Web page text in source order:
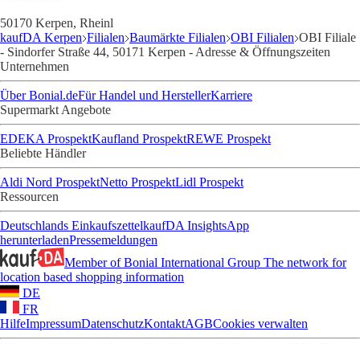
50170 Kerpen, Rheinl
kaufDA Kerpen Filialen Baumärkte Filialen OBI Filialen OBI Filiale
- Sindorfer Straße 44, 50171 Kerpen - Adresse & Öffnungszeiten
Unternehmen
Über Bonial.deFür Handel und HerstellerKarriere
Supermarkt Angebote
EDEKA ProspektKaufland ProspektREWE Prospekt
Beliebte Händler
Aldi Nord ProspektNetto ProspektLidl Prospekt
Ressourcen
Deutschlands EinkaufszettelkaufDA InsightsApp
herunterladenPressemeldungen
Member of Bonial International Group The network for
location based shopping information
DE
FR
HilfeImpressumDatenschutzKontaktAGBCookies verwalten